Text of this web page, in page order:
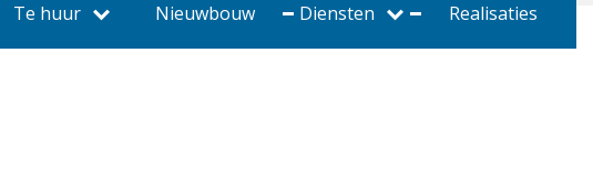
Te huur Nieuwbouw Diensten Realisaties